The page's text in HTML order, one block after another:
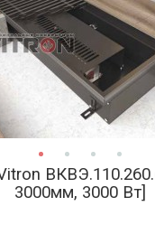
3000мм, 3000 Вт]